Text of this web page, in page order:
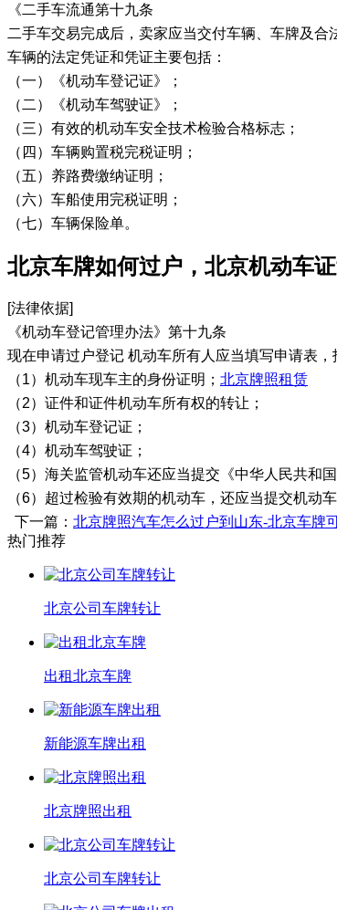
《二手车流通第十九条
二手车交易完成后，卖家应当交付车辆、车牌及合
​车辆的法定凭证和凭证主要包括：
（一）《机动车登记证》；
（二）《机动车驾驶证》；
（三）有效的机动车安全技术检验合格标志；
（四）车辆购置税完税证明；
（五）养路费缴纳证明；
（六）车船使用完税证明；
（七）车辆保险单。
北京车牌如何过户，北京机动车
[法律依据]
《机动车登记管理办法》第十九条
现在申请过户登记 机动车所有人应当填写申请表
（1）机动车现车主的身份证明； 北京牌照租赁
（2）证件和证件机动车所有权的转让；
（3）机动车登记证；
（4）机动车驾驶证；
（5）海关监管机动车还应当提交《中华人民共和
（6）超过检验有效期的机动车，还应当提交机动
下一篇： 北京牌照汽车怎么过户到山东-北京车牌
热门推荐
北京公司车牌转让
出租北京车牌
新能源车牌出租
北京牌照出租
北京公司车牌转让